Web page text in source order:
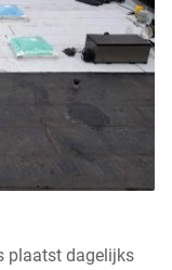
plaatst dagelijks